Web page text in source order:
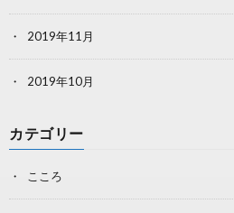
2019年11月
2019年10月
カテゴリー
こころ